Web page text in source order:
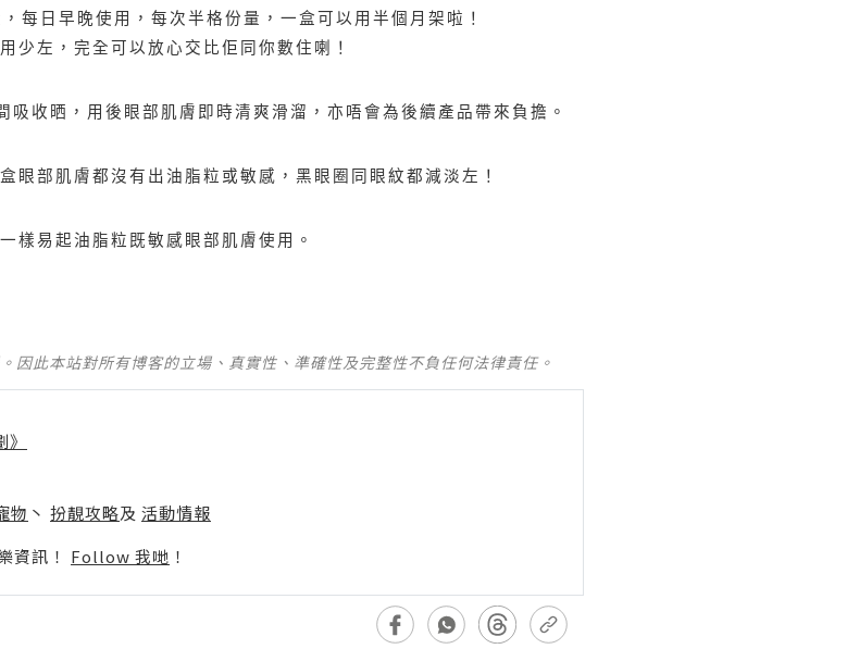
每日早晚使用，每次半格份量，一盒可以用半個月架啦！
少左，完全可以放心交比佢同你數住喇！
吸收晒，用後眼部肌膚即時清爽滑溜，亦唔會為後續產品帶來負擔。
眼部肌膚都沒有出油脂粒或敏感，黑眼圈同眼紋都減淡左！
樣易起油脂粒既敏感眼部肌膚使用。
因此本站對所有博客的立場、真實性、準確性及完整性不負任何法律責任。
物 丶 扮靚攻略及 活動情報
資訊！ Follow 我哋 ！